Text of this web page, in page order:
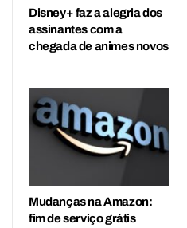
Disney+ faz a alegria dos
assinantes com a
chegada de animes novos
Mudanças na Amazon:
fim de serviço grátis